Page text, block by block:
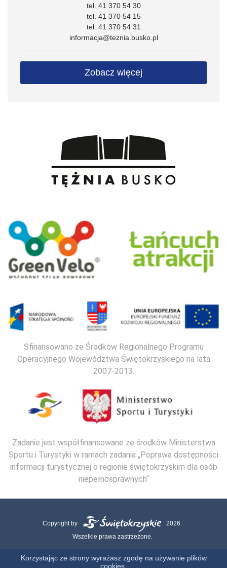
tel. 41 370 54 30
tel. 41 370 54 15
tel. 41 370 54 31
informacja@teznia.busko.pl
Zobacz więcej
Sfinansowano ze Środków Regionalnego Programu
Operacyjnego Województwa Świętokrzyskiego na lata
2007-2013.
Zadanie jest współfinansowane ze środków Ministerstwa
Sportu i Turystyki w ramach zadania „Poprawa dostępności
informacji turystycznej o regionie świętokrzyskim dla osób
niepełnosprawnych“
Copyright by
2026.
Wszelkie prawa zastrzeżone.
Korzystając ze strony wyrażasz zgodę na używanie plików
cookies.